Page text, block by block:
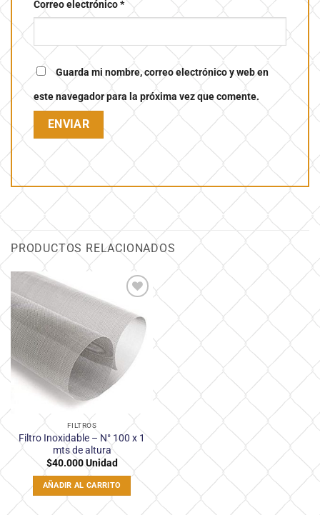
Correo electrónico*
Guarda mi nombre, correo electrónico y web en
este navegador para la próxima vez que comente.
PRODUCTOS RELACIONADOS
Añadir
a la
lista
FILTROS
Filtro Inoxidable – N° 100 x 1
mts de altura
$40.000Unidad
AÑADIR AL CARRITO